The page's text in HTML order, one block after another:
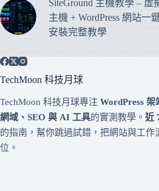
SiteGround 主機教學 – 虛
主機 + WordPress 網站一
安裝完整教學
TechMoon 科技月球
TechMoon 科技月球專注 WordPress 架
網域、SEO 與 AI 工具的實測教學。 近
的指南，幫你跳過試錯，把網站與工作
位。